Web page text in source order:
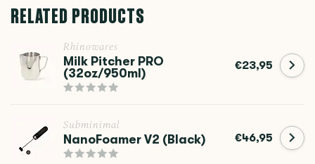
RELATED PRODUCTS
Rhinowares
Milk Pitcher PRO
(32oz/950ml)
€23,95
Subminimal
NanoFoamer V2 (Black) €46,95